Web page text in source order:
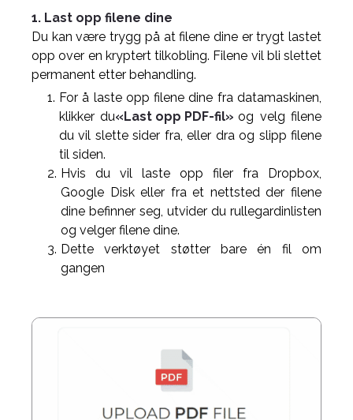
1. Last opp filene dine
Du kan være trygg på at filene dine er trygt lastet
opp over en kryptert tilkobling. Filene vil bli slettet
permanent etter behandling.
For å laste opp filene dine fra datamaskinen,
klikker du«Last opp PDF-fil» og velg filene
du vil slette sider fra, eller dra og slipp filene
til siden.
Hvis du vil laste opp filer fra Dropbox,
Google Disk eller fra et nettsted der filene
dine befinner seg, utvider du rullegardinlisten
og velger filene dine.
Dette verktøyet støtter bare én fil om
gangen